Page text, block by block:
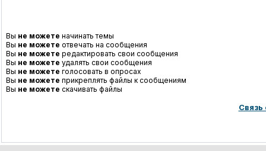
Вы не можете начинать темы
Вы не можете отвечать на сообщения
Вы не можете редактировать свои сообщения
Вы не можете удалять свои сообщения
Вы не можете голосовать в опросах
Вы не можете прикреплять файлы к сообщениям
Вы не можете скачивать файлы